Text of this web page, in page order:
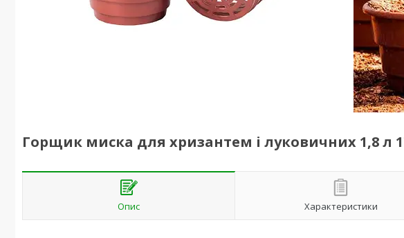
Горщик миска для хризантем і луковичних 1,8 л
Опис Характеристики